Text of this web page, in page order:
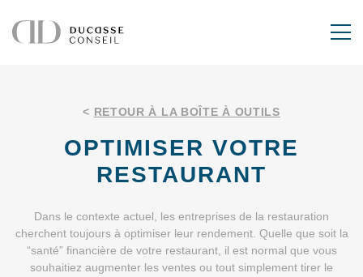
< RETOUR À LA BOÎTE À OUTILS
OPTIMISER VOTRE
RESTAURANT
Dans le contexte actuel, les entreprises de la restauration
cherchent toujours à optimiser leur rendement. Quelle que soit la
“santé” financière de votre restaurant, il est normal que vous
souhaitiez augmenter les ventes ou tout simplement tirer le